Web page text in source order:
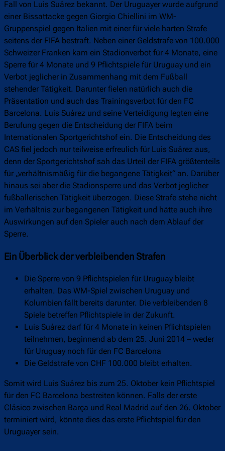
Fall von Luis Suárez bekannt. Der Uruguayer wurde aufgrund
einer Bissattacke gegen Giorgio Chiellini im WM-
Gruppenspiel gegen Italien mit einer für viele harten Strafe
seitens der FIFA bestraft. Neben einer Geldstrafe von 100.000
Schweizer Franken kam ein Stadionverbot für 4 Monate, eine
Sperre für 4 Monate und 9 Pflichtspiele für Uruguay und ein
Verbot jeglicher in Zusammenhang mit dem Fußball
stehender Tätigkeit. Darunter fielen natürlich auch die
Präsentation und auch das Trainingsverbot für den FC
Barcelona. Luis Suárez und seine Verteidigung legten eine
Berufung gegen die Entscheidung der FIFA beim
Internationalen Sportgerichtshof ein. Die Entscheidung des
CAS fiel jedoch nur teilweise erfreulich für Luis Suárez aus,
denn der Sportgerichtshof sah das Urteil der FIFA größtenteils
für „verhältnismäßig für die begangene Tätigkeit“ an. Darüber
hinaus sei aber die Stadionsperre und das Verbot jeglicher
fußballerischen Tätigkeit überzogen. Diese Strafe stehe nicht
im Verhältnis zur begangenen Tätigkeit und hätte auch ihre
Auswirkungen auf den Spieler auch nach dem Ablauf der
Sperre.
Ein Überblick der verbleibenden Strafen
Die Sperre von 9 Pflichtspielen für Uruguay bleibt
erhalten. Das WM-Spiel zwischen Uruguay und
Kolumbien fällt bereits darunter. Die verbleibenden 8
Spiele betreffen Pflichtspiele in der Zukunft.
Luis Suárez darf für 4 Monate in keinen Pflichtspielen
teilnehmen, beginnend ab dem 25. Juni 2014 – weder
für Uruguay noch für den FC Barcelona
Die Geldstrafe von CHF 100.000 bleibt erhalten.
Somit wird Luis Suárez bis zum 25. Oktober kein Pflichtspiel
für den FC Barcelona bestreiten können. Falls der erste
Clásico zwischen Barça und Real Madrid auf den 26. Oktober
terminiert wird, könnte dies das erste Pflichtspiel für den
Uruguayer sein.